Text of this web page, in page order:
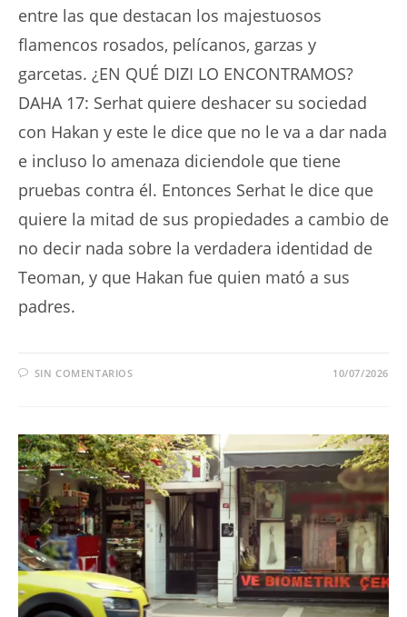
entre las que destacan los majestuosos
flamencos rosados, pelícanos, garzas y
garcetas. ¿EN QUÉ DIZI LO ENCONTRAMOS?
DAHA 17: Serhat quiere deshacer su sociedad
con Hakan y este le dice que no le va a dar nada
e incluso lo amenaza diciendole que tiene
pruebas contra él. Entonces Serhat le dice que
quiere la mitad de sus propiedades a cambio de
no decir nada sobre la verdadera identidad de
Teoman, y que Hakan fue quien mató a sus
padres.
SIN COMENTARIOS 10/07/2026